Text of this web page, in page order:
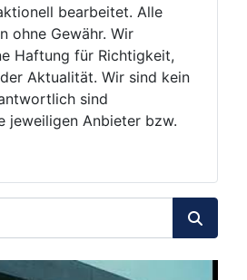
bearbeitet. Alle
ohne Gewähr. Wir
Haftung für Richtigkeit,
Aktualität. Wir sind kein
sind
jeweiligen Anbieter bzw.